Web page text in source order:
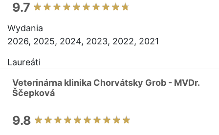
9.7
Wydania
2026, 2025, 2024, 2023, 2022, 2021
Laureáti
Veterinárna klinika Chorvátsky Grob - MVDr.
Ščepková
9.8